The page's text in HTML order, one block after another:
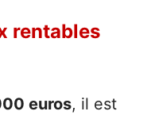
rentables
euros, il est